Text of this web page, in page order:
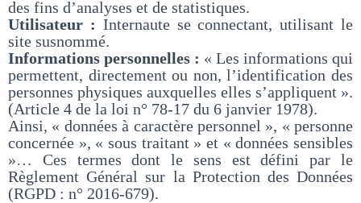
des fins d’analyses et de statistiques.
Utilisateur : Internaute se connectant, utilisant le
site susnommé.
Informations personnelles : « Les informations qui
permettent, directement ou non, l’identification des
personnes physiques auxquelles elles s’appliquent ».
(Article 4 de la loi n° 78-17 du 6 janvier 1978).
Ainsi, « données à caractère personnel », « personne
concernée », « sous traitant » et « données sensibles
»… Ces termes dont le sens est défini par le
Règlement Général sur la Protection des Données
(RGPD : n° 2016-679).